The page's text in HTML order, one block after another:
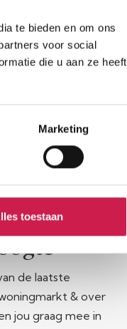
te bieden en om ons
voor social
die u aan ze heeft
Marketing
toestaan
de laatste
& over
jou graag mee in